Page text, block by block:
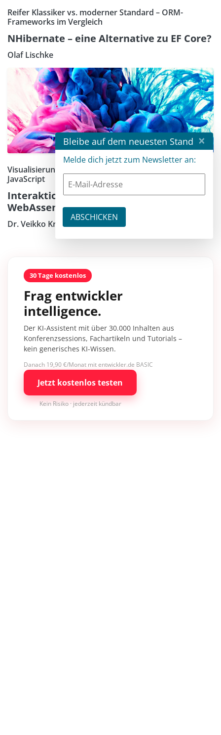
Reifer Klassiker vs. moderner Standard – ORM-
Frameworks im Vergleich
NHibernate – eine Alternative zu EF Core?
Olaf Lischke
Visualisierungen durch die Kombination von .NET und
JavaScript
Interaktion mit JavaScript in Blazor
WebAssembly
Dr. Veikko Krypczyk
30 Tage kostenlos
Frag entwickler
intelligence.
Der KI-Assistent mit über 30.000 Inhalten aus
Konferenzsessions, Fachartikeln und Tutorials –
kein generisches KI-Wissen.
Danach 19,90 €/Monat mit entwickler.de BASIC
Jetzt kostenlos testen
Kein Risiko · jederzeit kündbar
Bleibe auf dem neuesten Stand ×
Melde dich jetzt zum Newsletter an: